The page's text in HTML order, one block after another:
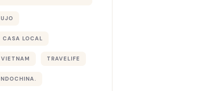
CASA LOCAL
TRAVELIFE